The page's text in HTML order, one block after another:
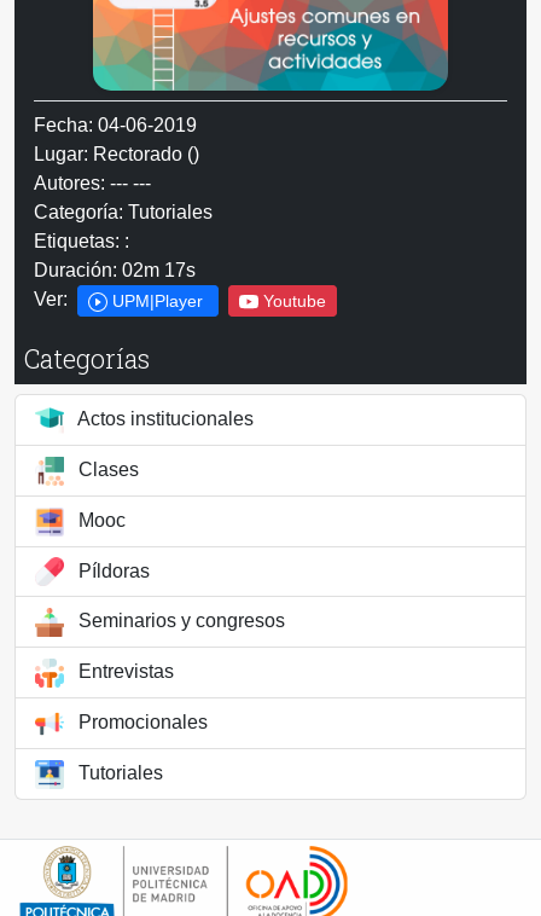
Fecha: 04-06-2019
Lugar: Rectorado ()
Autores: --- ---
Categoría: Tutoriales
Etiquetas: :
Duración: 02m 17s
Ver:
UPM|Player Youtube
Categorías
Actos institucionales
Clases
Mooc
Píldoras
Seminarios y congresos
Entrevistas
Promocionales
Tutoriales